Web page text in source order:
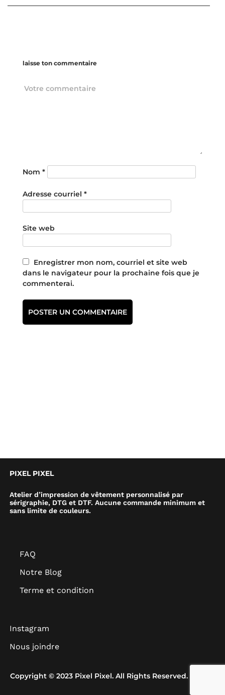
laisse ton commentaire
Nom *
Adresse courriel *
Site web
Enregistrer mon nom, courriel et site web
dans le navigateur pour la prochaine fois que je
commenterai.
PIXEL PIXEL
Atelier d’impression de vêtement personnalisé par
sérigraphie, DTG et DTF. Aucune commande minimum et
sans limite de couleurs.
FAQ
Notre Blog
Terme et condition
Instagram
Nous joindre
Copyright © 2023 Pixel Pixel. All Rights Reserved.